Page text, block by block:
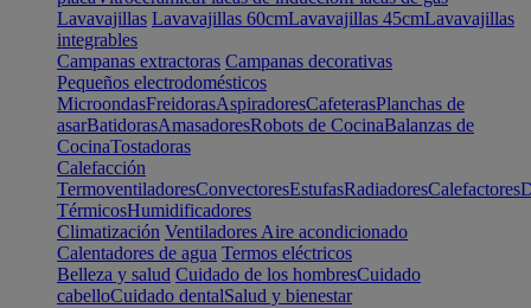
Lavavajillas Lavavajillas 60cmLavavajillas 45cmLavavajillas
integrables
Campanas extractoras Campanas decorativas
Pequeños electrodomésticos
MicroondasFreidorasAspiradoresCafeterasPlanchas de
asarBatidorasAmasadoresRobots de CocinaBalanzas de
CocinaTostadoras
Calefacción
TermoventiladoresConvectoresEstufasRadiadoresCalefactores
TérmicosHumidificadores
Climatización Ventiladores Aire acondicionado
Calentadores de agua Termos eléctricos
Belleza y salud Cuidado de los hombresCuidado
cabelloCuidado dentalSalud y bienestar